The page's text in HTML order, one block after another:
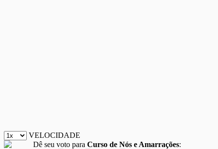
VELOCIDADE
Dê seu voto para Curso de Nós e Amarrações: